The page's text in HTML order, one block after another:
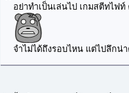
อย่าทำเป็นเล่นไป เกมสตีทไฟ
จำไม่ได้ถึงรอบไหน แต่ไปลึกน่